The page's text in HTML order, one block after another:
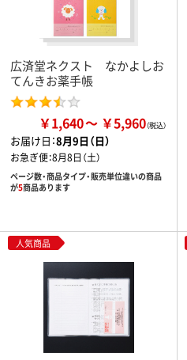
広済堂ネクスト なかよしお
てんきお薬手帳
￥1,640 ￥5,960
お届け日：8月9日（日）
お急ぎ便：8月8日（土）
ページ数・商品タイプ・販売単位違いの商品
が5商品あります
人気商品